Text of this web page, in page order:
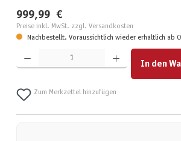
999,99 €
Preise inkl. MwSt. zzgl. Versandkosten
Nachbestellt. Voraussichtlich wieder erhältlich ab
Produkt Anzahl: Gib den gewünschten Wert ein oder benutze die
In den
Zum Merkzettel hinzufügen